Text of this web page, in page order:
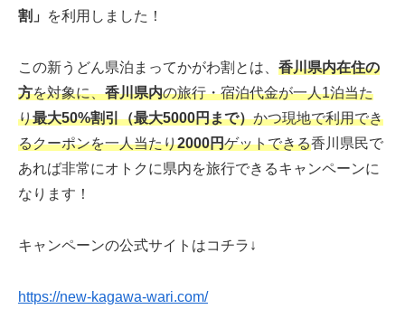
割」
を利用しました！
この新うどん県泊まってかがわ割とは、 香川県内在住の
方を対象に、香川県内の旅行・宿泊代金が一人1泊当た
り最大50%割引（最大5000円まで）かつ現地で利用でき
るクーポンを一人当たり2000円ゲットできる香川県民で
あれば非常にオトクに県内を旅行できるキャンペーンに
なります！
キャンペーンの公式サイトはコチラ↓
https://new-kagawa-wari.com/